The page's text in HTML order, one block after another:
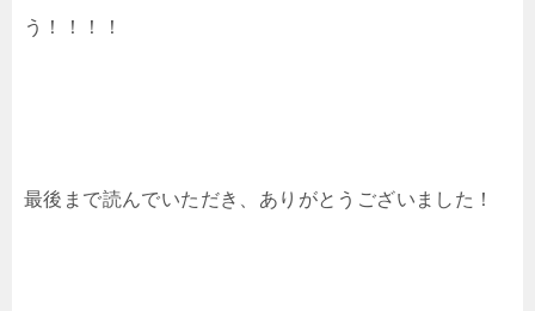
う！！！！
最後まで読んでいただき、ありがとうございました！